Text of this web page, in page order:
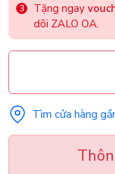
Tặng ngay
dõi ZALO OA.
Tìm cửa hàng